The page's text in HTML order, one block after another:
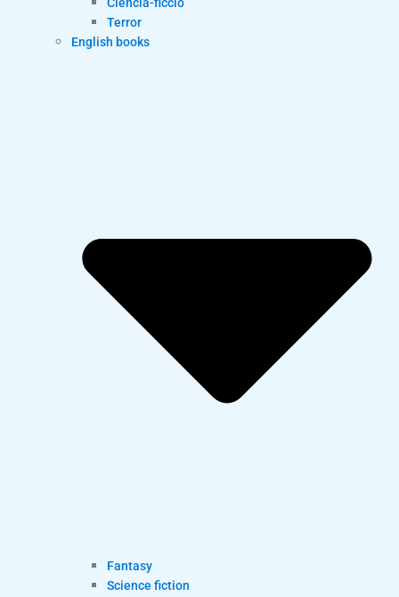
Ciència-ficció
Terror
English books
Fantasy
Science fiction